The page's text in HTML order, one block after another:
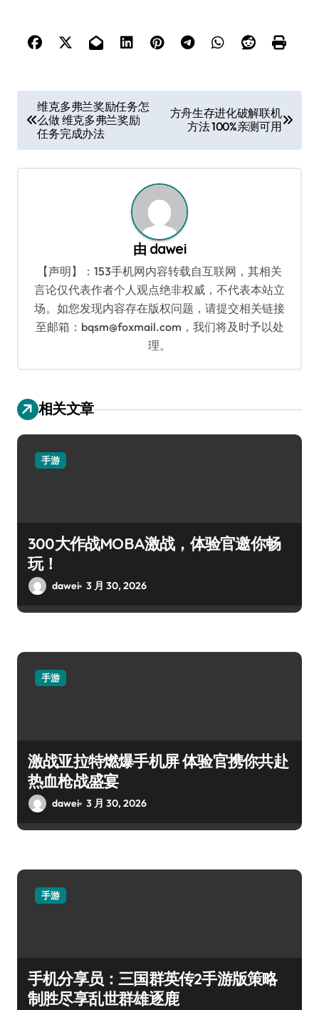
章
导
航
维克多弗兰奖励任务怎
么做 维克多弗兰奖励
任务完成办法
方舟生存进化破解联机
方法 100%亲测可用
由 dawei
【声明】：153手机网内容转载自互联网，其相关
言论仅代表作者个人观点绝非权威，不代表本站立
场。如您发现内容存在版权问题，请提交相关链接
至邮箱：bqsm@foxmail.com，我们将及时予以处
理。
相关文章
手游
300大作战MOBA激战，体验官邀你畅
玩！
dawei 3 月 30, 2026
手游
激战亚拉特燃爆手机屏 体验官携你共赴
热血枪战盛宴
dawei 3 月 30, 2026
手游
手机分享员：三国群英传2手游版策略
制胜尽享乱世群雄逐鹿